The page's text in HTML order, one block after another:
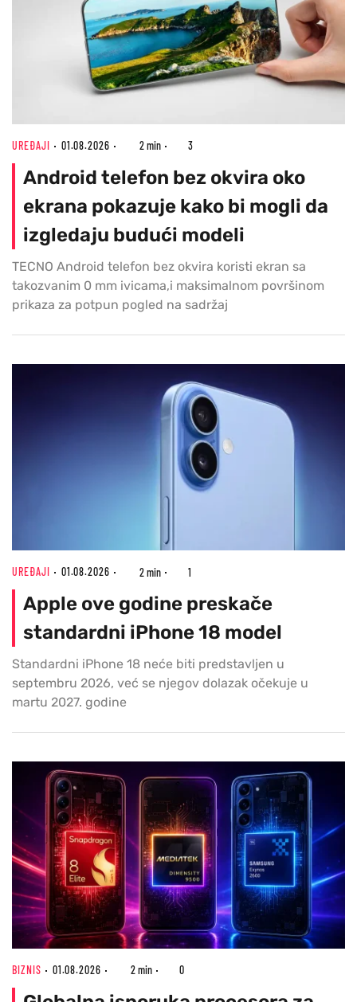
UREĐAJI 01.08.2026 2 min 3
Android telefon bez okvira oko
ekrana pokazuje kako bi mogli da
izgledaju budući modeli
TECNO Android telefon bez okvira koristi ekran sa
takozvanim 0 mm ivicama,i maksimalnom površinom
prikaza za potpun pogled na sadržaj
UREĐAJI 01.08.2026 2 min 1
Apple ove godine preskače
standardni iPhone 18 model
Standardni iPhone 18 neće biti predstavljen u
septembru 2026, već se njegov dolazak očekuje u
martu 2027. godine
BIZNIS 01.08.2026 2 min 0